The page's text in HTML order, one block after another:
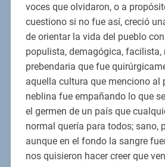
voces que olvidaron, o a
cuestiono si no fue así, creció
de orientar la vida del pueblo
populista, demagógica, facilista,
prebendaria que fue
aquella cultura que menciono al
neblina fue empañando lo que
el germen de un país que
normal quería para todos; sano,
aunque en el fondo la sangre
nos quisieron hacer creer que